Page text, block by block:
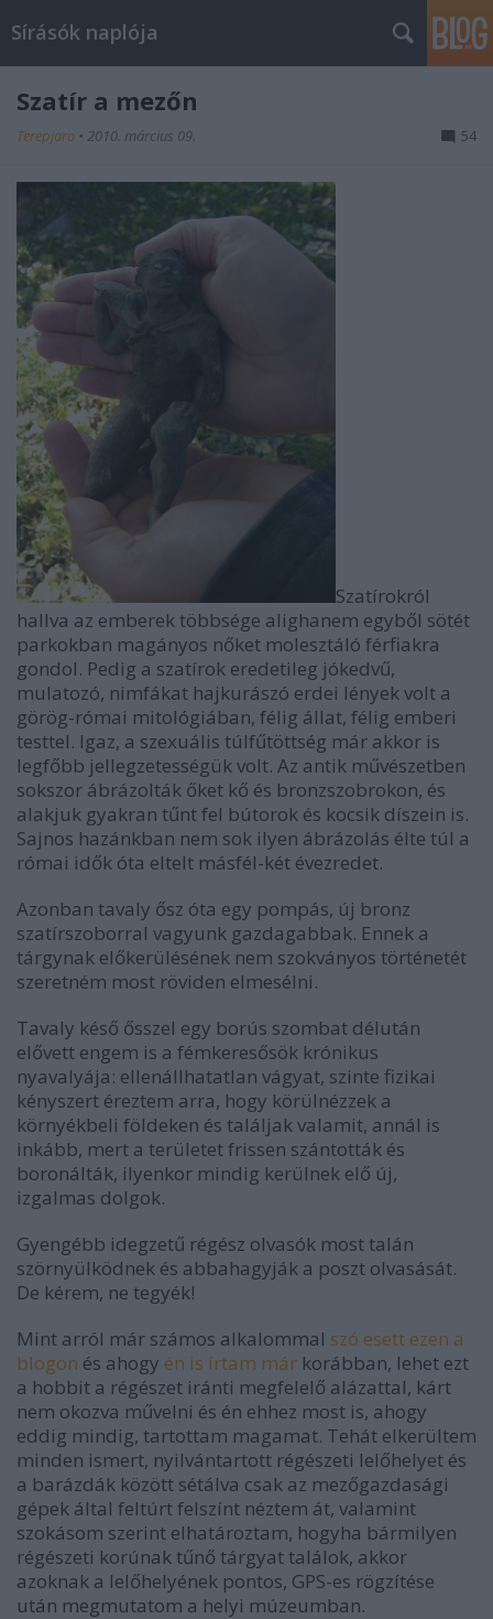
Sírásók naplója
Szatír a mezőn
Terepjaro • 2010. március 09. 54
Szatírokról
hallva az emberek többsége alighanem egyből sötét
parkokban magányos nőket molesztáló férfiakra
gondol. Pedig a szatírok eredetileg jókedvű,
mulatozó, nimfákat hajkurászó erdei lények volt a
görög-római mitológiában, félig állat, félig emberi
testtel. Igaz, a szexuális túlfűtöttség már akkor is
legfőbb jellegzetességük volt. Az antik művészetben
sokszor ábrázolták őket kő és bronzszobrokon, és
alakjuk gyakran tűnt fel bútorok és kocsik díszein is.
Sajnos hazánkban nem sok ilyen ábrázolás élte túl a
római idők óta eltelt másfél-két évezredet.
Azonban tavaly ősz óta egy pompás, új bronz
szatírszoborral vagyunk gazdagabbak. Ennek a
tárgynak előkerülésének nem szokványos történetét
szeretném most röviden elmesélni.
Tavaly késő ősszel egy borús szombat délután
elővett engem is a fémkeresősök krónikus
nyavalyája: ellenállhatatlan vágyat, szinte fizikai
kényszert éreztem arra, hogy körülnézzek a
környékbeli földeken és találjak valamit, annál is
inkább, mert a területet frissen szántották és
boronálták, ilyenkor mindig kerülnek elő új,
izgalmas dolgok.
Gyengébb idegzetű régész olvasók most talán
szörnyülködnek és abbahagyják a poszt olvasását.
De kérem, ne tegyék!
Mint arról már számos alkalommal szó esett ezen a
blogon és ahogy én is írtam már korábban, lehet ezt
a hobbit a régészet iránti megfelelő alázattal, kárt
nem okozva művelni és én ehhez most is, ahogy
eddig mindig, tartottam magamat. Tehát elkerültem
minden ismert, nyilvántartott régészeti lelőhelyet és
a barázdák között sétálva csak az mezőgazdasági
gépek által feltúrt felszínt néztem át, valamint
szokásom szerint elhatároztam, hogyha bármilyen
régészeti korúnak tűnő tárgyat találok, akkor
azoknak a lelőhelyének pontos, GPS-es rögzítése
után megmutatom a helyi múzeumban.